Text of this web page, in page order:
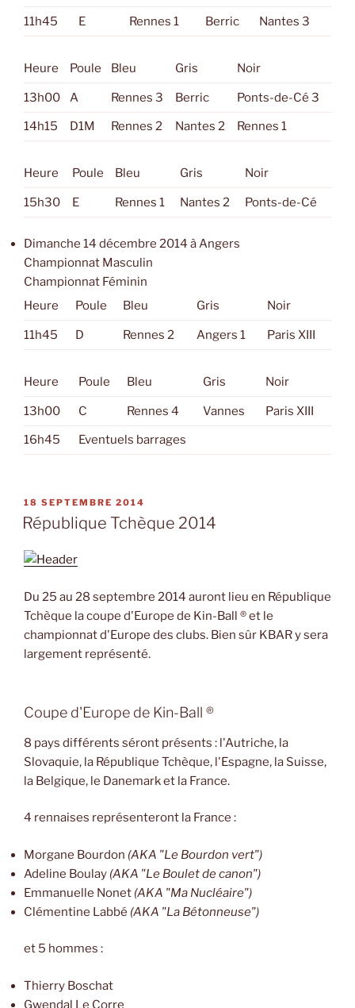
11h45 E Rennes 1 Berric Nantes 3
Heure Poule Bleu Gris Noir
13h00 A Rennes 3 Berric
Ponts-de-Cé 3
14h15
D1M Rennes 2 Nantes 2 Rennes 1
Heure Poule Bleu Gris Noir
15h30 E Rennes 1 Nantes 2 Ponts-de-Cé
Dimanche 14 décembre 2014 à Angers
Championnat Masculin
Championnat Féminin
Heure
Poule Bleu Gris Noir
11h45 D Rennes 2 Angers 1 Paris XIII
Heure Poule Bleu Gris Noir
13h00 C Rennes 4 Vannes
Paris XIII
16h45
Eventuels barrages
PUBLIÉ
LE
18 SEPTEMBRE 2014
République Tchèque 2014
Du 25 au 28 septembre 2014 auront lieu en République
Tchèque la coupe d'Europe de Kin-Ball ® et le
championnat d'Europe des clubs. Bien sûr KBAR y sera
largement représenté.
Coupe d'Europe de Kin-Ball ®
8 pays différents séront présents : l'Autriche, la
Slovaquie, la République Tchèque, l'Espagne, la Suisse,
la Belgique, le Danemark et la France.
4 rennaises représenteront la France :
Morgane Bourdon (AKA "Le Bourdon vert")
Adeline Boulay (AKA "Le Boulet de canon")
Emmanuelle Nonet (AKA "Ma Nucléaire")
Clémentine Labbé (AKA "La Bétonneuse")
et 5 hommes :
Thierry Boschat
Gwendal Le Corre